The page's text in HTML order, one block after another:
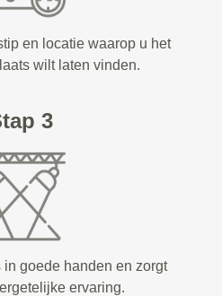
en locatie waarop u het
wilt laten vinden.
3
in goede handen en zorgt
ervaring.